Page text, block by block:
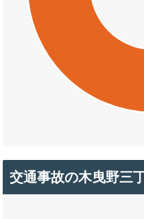
交通事故の木曳野三